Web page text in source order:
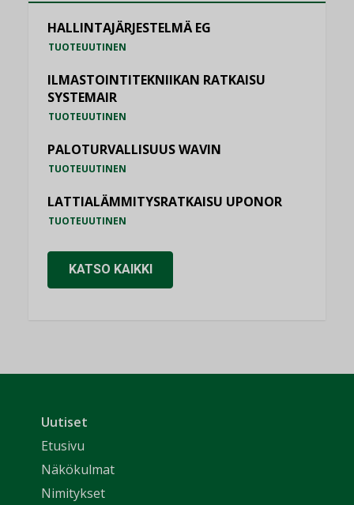
HALLINTAJÄRJESTELMÄ EG
TUOTEUUTINEN
ILMASTOINTITEKNIIKAN RATKAISU
SYSTEMAIR
TUOTEUUTINEN
PALOTURVALLISUUS WAVIN
TUOTEUUTINEN
LATTIALÄMMITYSRATKAISU UPONOR
TUOTEUUTINEN
KATSO KAIKKI
Uutiset
Etusivu
Näkökulmat
Nimitykset